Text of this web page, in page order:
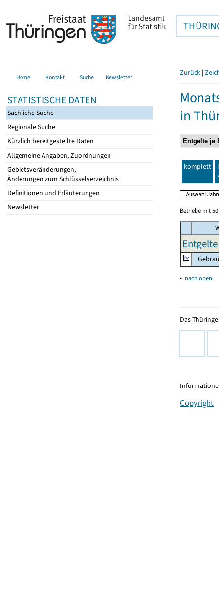
Home Kontakt Suche Newsletter
STATISTISCHE DATEN
Sachliche Suche
Regionale Suche
Kürzlich bereitgestellte Daten
Allgemeine Angaben, Zuordnungen
Gebietsveränderungen,
Änderungen zum Schlüsselverzeichnis
Definitionen und Erläuterungen
Newsletter
Zurück |
in
komplett
Betriebe mit
▴ nach oben
Das
Copyright